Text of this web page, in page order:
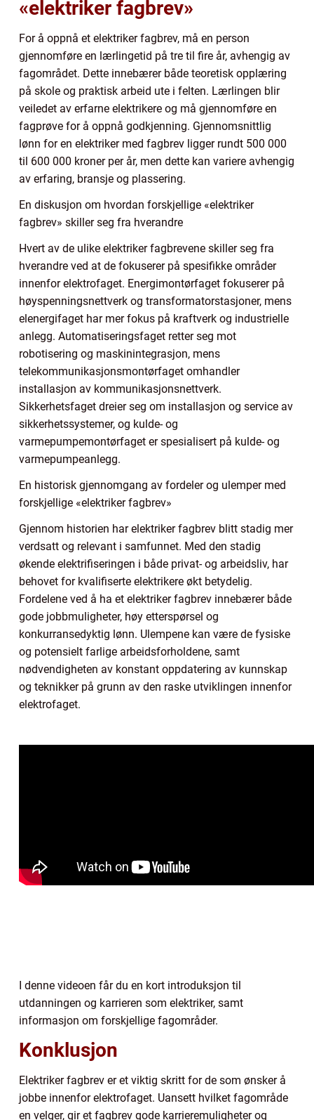
«elektriker fagbrev»
For å oppnå et elektriker fagbrev, må en person
gjennomføre en lærlingetid på tre til fire år, avhengig av
fagområdet. Dette innebærer både teoretisk opplæring
på skole og praktisk arbeid ute i felten. Lærlingen blir
veiledet av erfarne elektrikere og må gjennomføre en
fagprøve for å oppnå godkjenning. Gjennomsnittlig
lønn for en elektriker med fagbrev ligger rundt 500 000
til 600 000 kroner per år, men dette kan variere avhengig
av erfaring, bransje og plassering.
En diskusjon om hvordan forskjellige «elektriker
fagbrev» skiller seg fra hverandre
Hvert av de ulike elektriker fagbrevene skiller seg fra
hverandre ved at de fokuserer på spesifikke områder
innenfor elektrofaget. Energimontørfaget fokuserer på
høyspenningsnettverk og transformatorstasjoner, mens
elenergifaget har mer fokus på kraftverk og industrielle
anlegg. Automatiseringsfaget retter seg mot
robotisering og maskinintegrasjon, mens
telekommunikasjonsmontørfaget omhandler
installasjon av kommunikasjonsnettverk.
Sikkerhetsfaget dreier seg om installasjon og service av
sikkerhetssystemer, og kulde- og
varmepumpemontørfaget er spesialisert på kulde- og
varmepumpeanlegg.
En historisk gjennomgang av fordeler og ulemper med
forskjellige «elektriker fagbrev»
Gjennom historien har elektriker fagbrev blitt stadig mer
verdsatt og relevant i samfunnet. Med den stadig
økende elektrifiseringen i både privat- og arbeidsliv, har
behovet for kvalifiserte elektrikere økt betydelig.
Fordelene ved å ha et elektriker fagbrev innebærer både
gode jobbmuligheter, høy etterspørsel og
konkurransedyktig lønn. Ulempene kan være de fysiske
og potensielt farlige arbeidsforholdene, samt
nødvendigheten av konstant oppdatering av kunnskap
og teknikker på grunn av den raske utviklingen innenfor
elektrofaget.
I denne videoen får du en kort introduksjon til
utdanningen og karrieren som elektriker, samt
informasjon om forskjellige fagområder.
Konklusjon
Elektriker fagbrev er et viktig skritt for de som ønsker å
jobbe innenfor elektrofaget. Uansett hvilket fagområde
en velger, gir et fagbrev gode karrieremuligheter og